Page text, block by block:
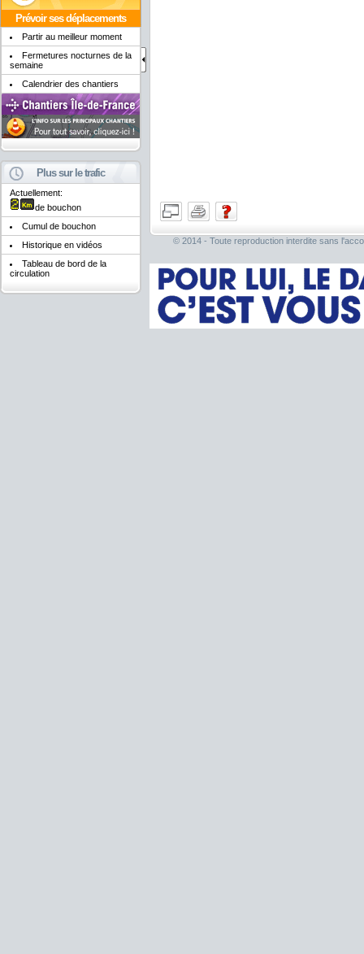
Prévoir ses déplacements
Partir au meilleur moment
Fermetures nocturnes de la
semaine
Calendrier des chantiers
Plus sur le trafic
Actuellement:
de bouchon
Cumul de bouchon
Historique en vidéos
Tableau de bord de la
circulation
© 2014 - Toute reproduction interdite sans